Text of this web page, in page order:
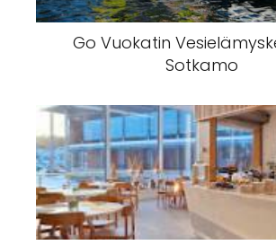
Go Vuokatin
Sotkamo